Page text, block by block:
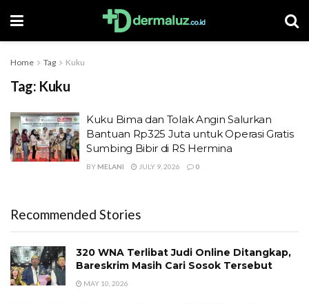
Home Tag Kuku
Tag: Kuku
Kuku Bima dan Tolak Angin Salurkan
Bantuan Rp325 Juta untuk Operasi Gratis
Sumbing Bibir di RS Hermina
BY MELANI JULY 9, 2026 0
Recommended Stories
320 WNA Terlibat Judi Online Ditangkap,
Bareskrim Masih Cari Sosok Tersebut
MAY 10, 2026